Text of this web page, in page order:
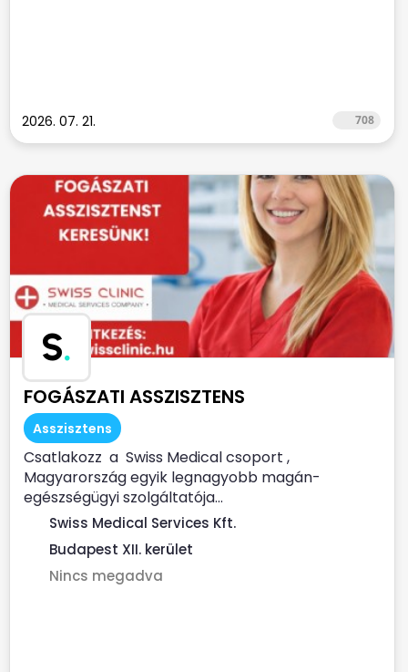
2026. 07. 21. 708
S.
FOGÁSZATI ASSZISZTENS
Asszisztens
Csatlakozz a Swiss Medical csoport ,
Magyarország egyik legnagyobb magán-
egészségügyi szolgáltatója...
Swiss Medical Services Kft.
Budapest XII. kerület
Nincs megadva